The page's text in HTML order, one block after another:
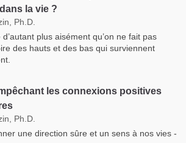
la vie ?
Ph.D.
d’autant plus aisément qu’on ne fait pas
des hauts et des bas qui surviennent
les connexions positives
Ph.D.
une direction sûre et un sens à nos vies -